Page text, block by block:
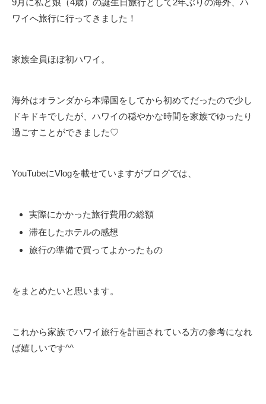
9月に私と娘（4歳）の誕生日旅行として2年ぶりの海外、ハ
ワイへ旅行に行ってきました！
家族全員ほぼ初ハワイ。
海外はオランダから本帰国をしてから初めてだったので少し
ドキドキでしたが、ハワイの穏やかな時間を家族でゆったり
過ごすことができました♡
YouTubeにVlogを載せていますがブログでは、
実際にかかった旅行費用の総額
滞在したホテルの感想
旅行の準備で買ってよかったもの
をまとめたいと思います。
これから家族でハワイ旅行を計画されている方の参考になれ
ば嬉しいです^^